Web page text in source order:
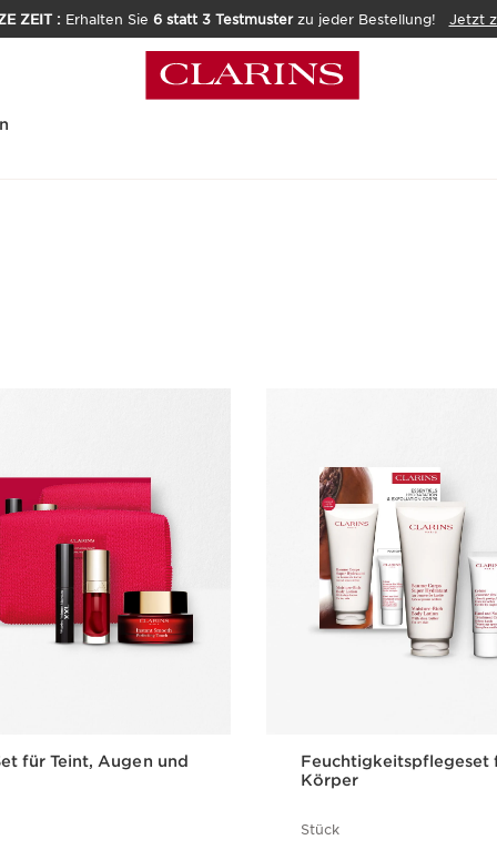
ZEIT : Erhalten Sie 6 statt 3 Testmusterzu jeder Bestellung! Jetzt
für Teint, Augen und
Feuchtigkeitspflegeset
Körper
Stück